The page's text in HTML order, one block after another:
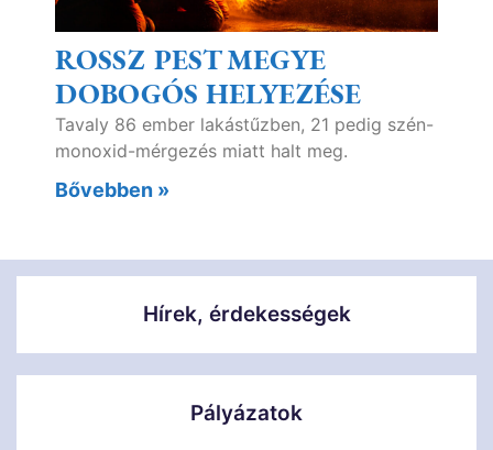
ROSSZ PEST MEGYE
DOBOGÓS HELYEZÉSE
Tavaly 86 ember lakástűzben, 21 pedig szén-
monoxid-mérgezés miatt halt meg.
Bővebben »
Hírek, érdekességek
Pályázatok